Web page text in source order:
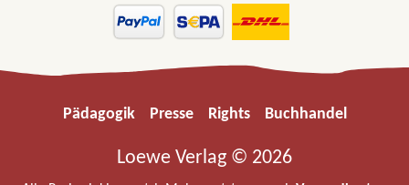
Pädagogik Presse Rights Buchhandel
Loewe Verlag © 2026